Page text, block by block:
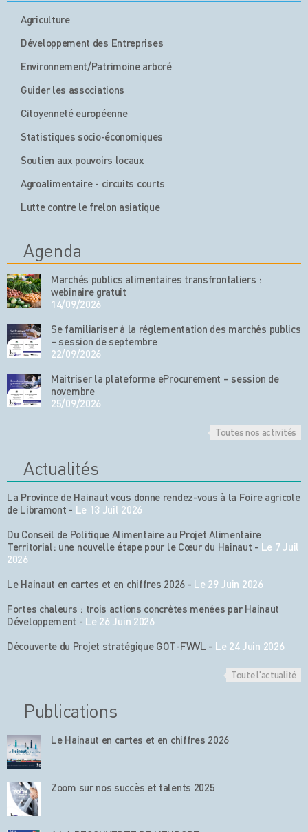
Agriculture
Développement des Entreprises
Environnement/Patrimoine arboré
Guider les associations
Citoyenneté européenne
Statistiques socio-économiques
Soutien aux pouvoirs locaux
Agroalimentaire - circuits courts
Lutte contre le frelon asiatique
Agenda
Marchés publics alimentaires transfrontaliers :
webinaire gratuit
14/09/2026
Se familiariser à la réglementation des marchés publics
– session de septembre
22/09/2026
Maitriser la plateforme eProcurement – session de
novembre
25/09/2026
Toutes nos activités
Actualités
La Province de Hainaut vous donne rendez-vous à la Foire agricole
de Libramont - Le 13 Juil 2026
Du Conseil de Politique Alimentaire au Projet Alimentaire
Territorial: une nouvelle étape pour le Cœur du Hainaut - Le 7 Juil
2026
Le Hainaut en cartes et en chiffres 2026 - Le 29 Juin 2026
Fortes chaleurs : trois actions concrètes menées par Hainaut
Développement - Le 26 Juin 2026
Découverte du Projet stratégique GOT-FWVL - Le 24 Juin 2026
Toute l'actualité
Publications
Le Hainaut en cartes et en chiffres 2026
Zoom sur nos succès et talents 2025